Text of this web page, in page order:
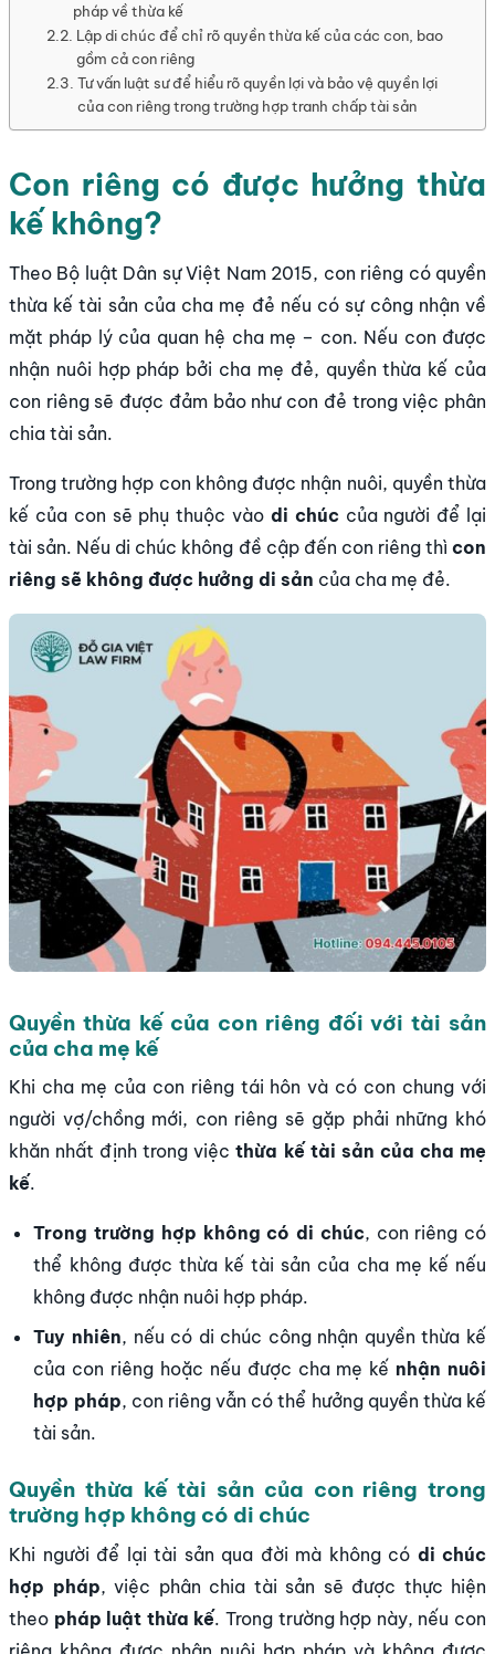
pháp về thừa kế
Lập di chúc để chỉ rõ quyền thừa kế của các con, bao
gồm cả con riêng
Tư vấn luật sư để hiểu rõ quyền lợi và bảo vệ quyền lợi
của con riêng trong trường hợp tranh chấp tài sản
Con riêng có được hưởng thừa
kế không?
Theo Bộ luật Dân sự Việt Nam 2015, con riêng có quyền
thừa kế tài sản của cha mẹ đẻ nếu có sự công nhận về
mặt pháp lý của quan hệ cha mẹ – con. Nếu con được
nhận nuôi hợp pháp bởi cha mẹ đẻ, quyền thừa kế của
con riêng sẽ được đảm bảo như con đẻ trong việc phân
chia tài sản.
Trong trường hợp con không được nhận nuôi, quyền thừa
kế của con sẽ phụ thuộc vào di chúc của người để lại
tài sản. Nếu di chúc không đề cập đến con riêng thì con
riêng sẽ không được hưởng di sản của cha mẹ đẻ.
Quyền thừa kế của con riêng đối với tài sản
của cha mẹ kế
Khi cha mẹ của con riêng tái hôn và có con chung với
người vợ/chồng mới, con riêng sẽ gặp phải những khó
khăn nhất định trong việcthừa kế tài sản của cha mẹ
kế.
Trong trường hợp không có di chúc, con riêng có
thể không được thừa kế tài sản của cha mẹ kế nếu
không được nhận nuôi hợp pháp.
Tuy nhiên, nếu có di chúc công nhận quyền thừa kế
của con riêng hoặc nếu được cha mẹ kế nhận nuôi
hợp pháp, con riêng vẫn có thể hưởng quyền thừa kế
tài sản.
Quyền thừa kế tài sản của con riêng trong
trường hợp không có di chúc
Khi người để lại tài sản qua đời mà không có di chúc
hợp pháp, việc phân chia tài sản sẽ được thực hiện
theo pháp luật thừa kế. Trong trường hợp này, nếu con